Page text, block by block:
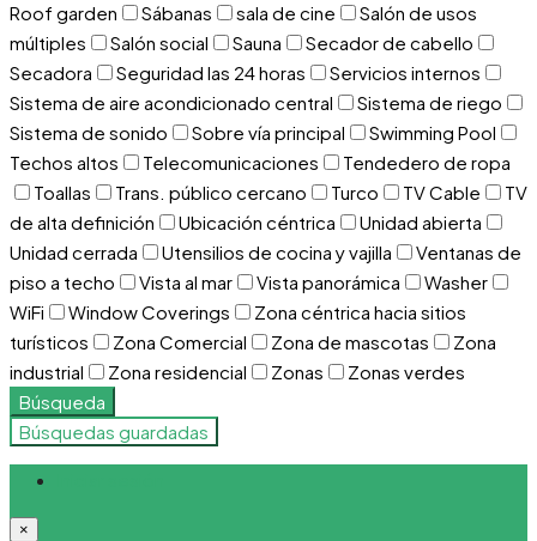
Roof garden
Sábanas sala de cine
Salón de usos
múltiples
Salón social Sauna
Secador de cabello
Secadora
Seguridad las 24 horas
Servicios internos
Sistema de aire acondicionado central
Sistema de riego
Sistema de sonido
Sobre vía principal
Swimming Pool
Techos altos
Telecomunicaciones
Tendedero de ropa
Toallas
Trans. público cercano Turco TV Cable
TV
de alta definición
Ubicación céntrica
Unidad abierta
Unidad cerrada
Utensilios de cocina y vajilla
Ventanas de
piso a techo
Vista al mar Vista panorámica
Washer
WiFi
Window Coverings
Zona céntrica hacia sitios
turísticos
Zona Comercial Zona de mascotas
Zona
industrial
Zona residencial Zonas
Zonas verdes
Búsqueda
Búsquedas guardadas
×